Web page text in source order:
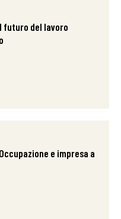
futuro del lavoro
e impresa a